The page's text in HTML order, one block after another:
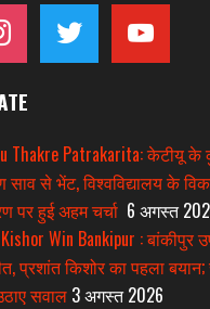
twitter youtube
Thakre Patrakarita: केटीयू के
से भेंट, विश्वविद्यालय के
पर हुई अहम चर्चा 6 अगस्त
Win Bankipur : बांकीपुर
प्रशांत किशोर का पहला
सवाल 3 अगस्त 2026